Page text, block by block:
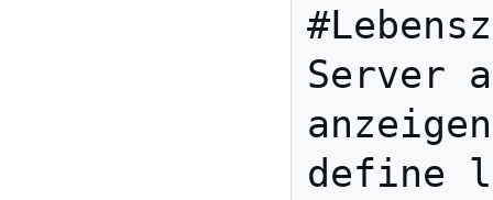
Server
anzeigen
define